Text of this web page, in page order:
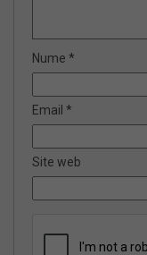
Nume *
Email *
Site web